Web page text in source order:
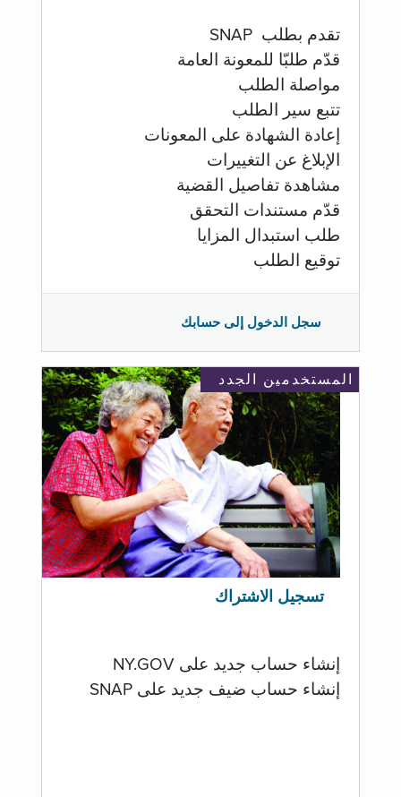
تقدم بطلب SNAP
قدّم طلبّا للمعونة العامة
مواصلة الطلب
تتبع سير الطلب
إعادة الشهادة على المعونات
الإبلاغ عن التغييرات
مشاهدة تفاصيل القضية
قدّم مستندات التحقق
طلب استبدال المزايا
توقيع الطلب
سجل الدخول إلى حسابك
المستخدمين الجدد
تسجيل الاشتراك
إنشاء حساب جديد على NY.GOV
إنشاء حساب ضيف جديد على SNAP